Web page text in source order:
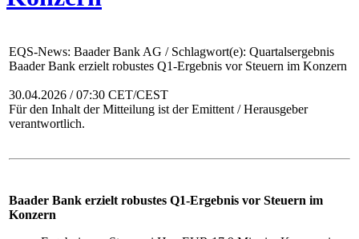
EQS-News: Baader Bank AG / Schlagwort(e): Quartalsergebnis
Baader Bank erzielt robustes Q1-Ergebnis vor Steuern im Konzern
30.04.2026 / 07:30 CET/CEST
Für den Inhalt der Mitteilung ist der Emittent / Herausgeber
verantwortlich.
Baader Bank erzielt robustes Q1-Ergebnis vor Steuern im
Konzern